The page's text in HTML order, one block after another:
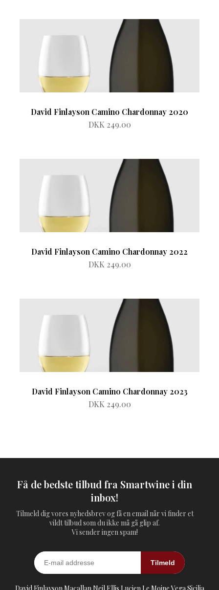
David Finlayson Camino Chardonnay 2020
DKK 249.00
David Finlayson Camino Chardonnay 2022
DKK 249.00
David Finlayson Camino Chardonnay 2023
DKK 249.00
Få de bedste tilbud fra Smartwine i din
inbox!
Tilmeld dig vores nyhedsbrev og få en email når vi finder et
vildt tilbud som du ikke må gå glip af.
Vi sender ingen spam!
Tilmeld